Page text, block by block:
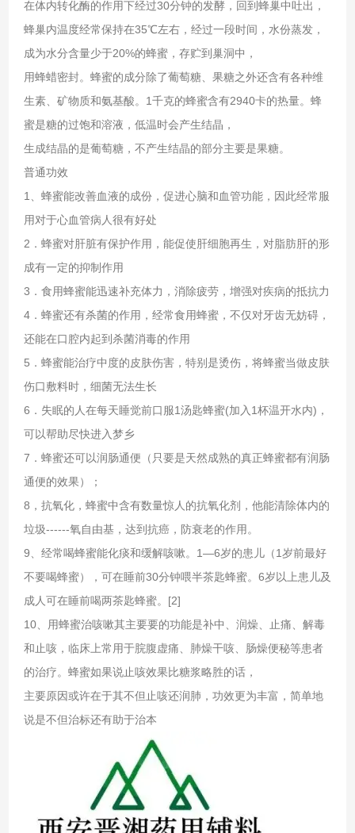
在体内转化酶的作用下经过30分钟的发酵，回到蜂巢中吐出，
蜂巢内温度经常保持在35℃左右，经过一段时间，水份蒸发，
成为水分含量少于20%的蜂蜜，存贮到巢洞中，
用蜂蜡密封。蜂蜜的成分除了葡萄糖、果糖之外还含有各种维
生素、矿物质和氨基酸。1千克的蜂蜜含有2940卡的热量。蜂
蜜是糖的过饱和溶液，低温时会产生结晶，
生成结晶的是葡萄糖，不产生结晶的部分主要是果糖。
普通功效
1、蜂蜜能改善血液的成份，促进心脑和血管功能，因此经常服
用对于心血管病人很有好处
2．蜂蜜对肝脏有保护作用，能促使肝细胞再生，对脂肪肝的形
成有一定的抑制作用
3．食用蜂蜜能迅速补充体力，消除疲劳，增强对疾病的抵抗力
4．蜂蜜还有杀菌的作用，经常食用蜂蜜，不仅对牙齿无妨碍，
还能在口腔内起到杀菌消毒的作用
5．蜂蜜能治疗中度的皮肤伤害，特别是烫伤，将蜂蜜当做皮肤
伤口敷料时，细菌无法生长
6．失眠的人在每天睡觉前口服1汤匙蜂蜜(加入1杯温开水内)，
可以帮助尽快进入梦乡
7．蜂蜜还可以润肠通便（只要是天然成熟的真正蜂蜜都有润肠
通便的效果）；
8，抗氧化，蜂蜜中含有数量惊人的抗氧化剂，他能清除体内的
垃圾------氧自由基，达到抗癌，防衰老的作用。
9、经常喝蜂蜜能化痰和缓解咳嗽。1—6岁的患儿（1岁前最好
不要喝蜂蜜），可在睡前30分钟喂半茶匙蜂蜜。6岁以上患儿及
成人可在睡前喝两茶匙蜂蜜。[2]
10、用蜂蜜治咳嗽其主要要的功能是补中、润燥、止痛、解毒
和止咳，临床上常用于脘腹虚痛、肺燥干咳、肠燥便秘等患者
的治疗。蜂蜜如果说止咳效果比糖浆略胜的话，
主要原因或许在于其不但止咳还润肺，功效更为丰富，简单地
说是不但治标还有助于治本